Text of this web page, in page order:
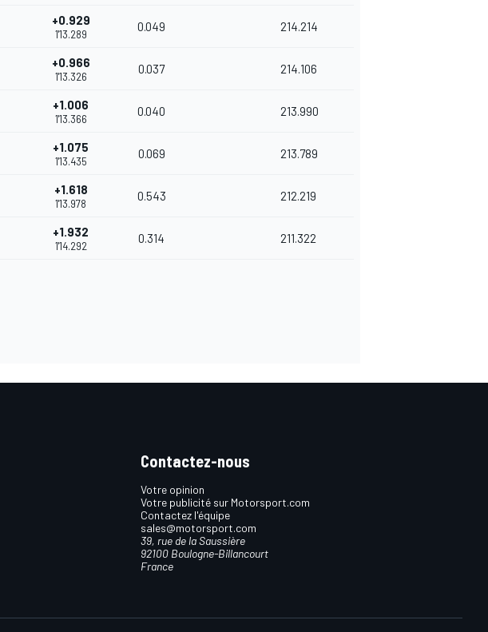
+0.929
1'13.289
0.049 214.214
+0.966
1'13.326
0.037 214.106
+1.006
1'13.366
0.040 213.990
+1.075
1'13.435
0.069 213.789
+1.618
1'13.978
0.543 212.219
+1.932
1'14.292
0.314 211.322
Contactez-nous
Votre opinion
Votre publicité sur Motorsport.com
Contactez l'équipe
sales@motorsport.com
39, rue de la Saussière
92100 Boulogne-Billancourt
France